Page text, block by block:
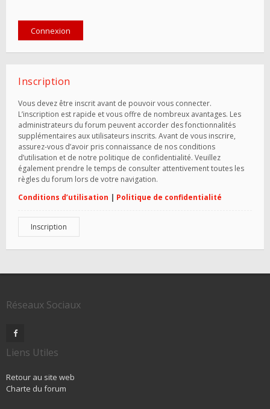
Inscription
Vous devez être inscrit avant de pouvoir vous connecter.
L’inscription est rapide et vous offre de nombreux avantages. Les
administrateurs du forum peuvent accorder des fonctionnalités
supplémentaires aux utilisateurs inscrits. Avant de vous inscrire,
assurez-vous d’avoir pris connaissance de nos conditions
d’utilisation et de notre politique de confidentialité. Veuillez
également prendre le temps de consulter attentivement toutes les
règles du forum lors de votre navigation.
Conditions d’utilisation | Politique de confidentialité
Inscription
Réseaux Sociaux
Liens Utiles
Retour au site web
Charte du forum